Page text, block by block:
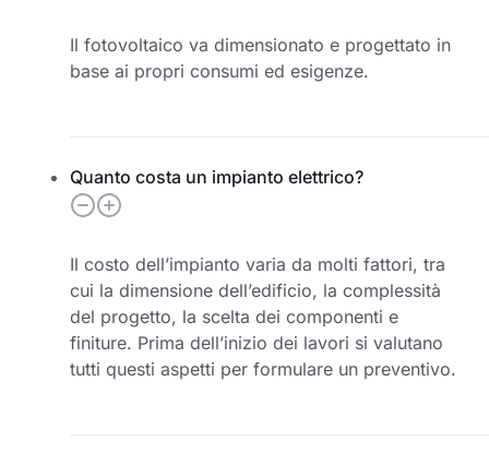
Il fotovoltaico va dimensionato e progettato in
base ai propri consumi ed esigenze.
Quanto costa un impianto elettrico?
Il costo dell’impianto varia da molti fattori, tra
cui la dimensione dell’edificio, la complessità
del progetto, la scelta dei componenti e
finiture. Prima dell’inizio dei lavori si valutano
tutti questi aspetti per formulare un preventivo.